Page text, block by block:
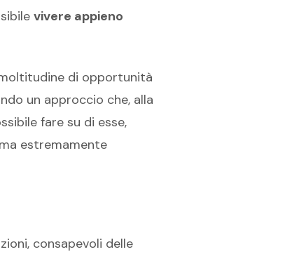
vivere appieno
di opportunità
un approccio che, alla
fare su di esse,
estremamente
consapevoli delle